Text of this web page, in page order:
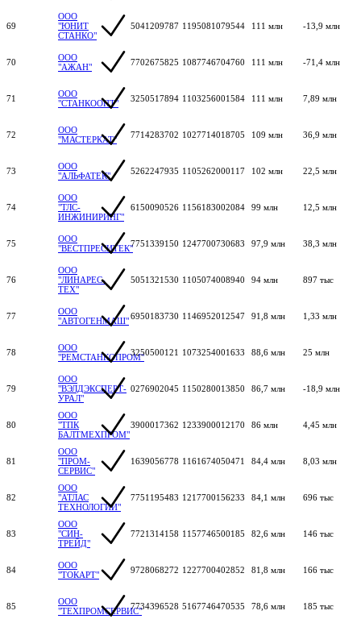
69
ООО
"ЮНИТ
СТАНКО"
5041209787 1195081079544 111 млн -13,9 млн
70
ООО
"АЖАН"
7702675825 1087746704760 111 млн -71,4 млн
71
ООО
"СТАНКООПТ"
3250517894 1103256001584 111 млн 7,89 млн
72
ООО
"МАСТЕРКАТ"
7714283702 1027714018705 109 млн 36,9 млн
73
ООО
"АЛЬФАТЕК"
5262247935 1105262000117 102 млн 22,5 млн
74
ООО
"ТЛС-
ИНЖИНИРИНГ"
6150090526 1156183002084 99 млн 12,5 млн
75
ООО
"ВЕСТПРЕСИТЕК"7751339150 1247700730683 97,9 млн 38,3 млн
76
ООО
"ЛИНАРЕС-
ТЕХ"
5051321530 1105074008940 94 млн 897 тыс
77
ООО
"АВТОГЕНМАШ"6950183730 1146952012547 91,8 млн 1,33 млн
78
ООО
"РЕМСТАНКОПРОМ"3250500121 1073254001633 88,6 млн 25 млн
79
ООО
"ВЭЛДЭКСПЕРТ-
УРАЛ"
0276902045 1150280013850 86,7 млн -18,9 млн
80
ООО
"ТПК
БАЛТМЕХПРОМ"
3900017362 1233900012170 86 млн 4,45 млн
81
ООО
"ПРОМ-
СЕРВИС"
1639056778 1161674050471 84,4 млн 8,03 млн
82
ООО
"АТЛАС
ТЕХНОЛОГИИ"
7751195483 1217700156233 84,1 млн 696 тыс
83
ООО
"СИН-
ТРЕЙД"
7721314158 1157746500185 82,6 млн 146 тыс
84
ООО
"ТОКАРТ"
9728068272 1227700402852 81,8 млн 166 тыс
85
ООО
"ТЕХПРОМСЕРВИС"7734396528 5167746470535 78,6 млн 185 тыс